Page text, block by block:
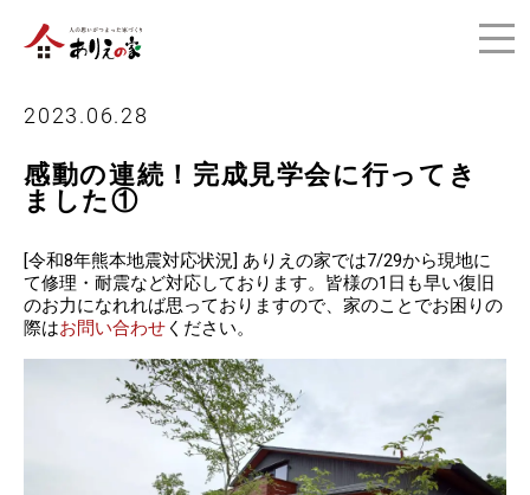
2023.06.28
感動の連続！完成見学会に行ってき
ました①
[令和8年熊本地震対応状況] ありえの家では7/29から現地に
て修理・耐震など対応しております。皆様の1日も早い復旧
のお力になれれば思っておりますので、家のことでお困りの
際はお問い合わせ ください。